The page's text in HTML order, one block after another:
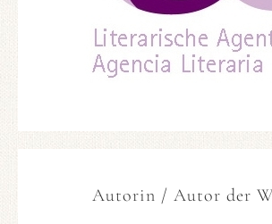
Autorin / Autor der